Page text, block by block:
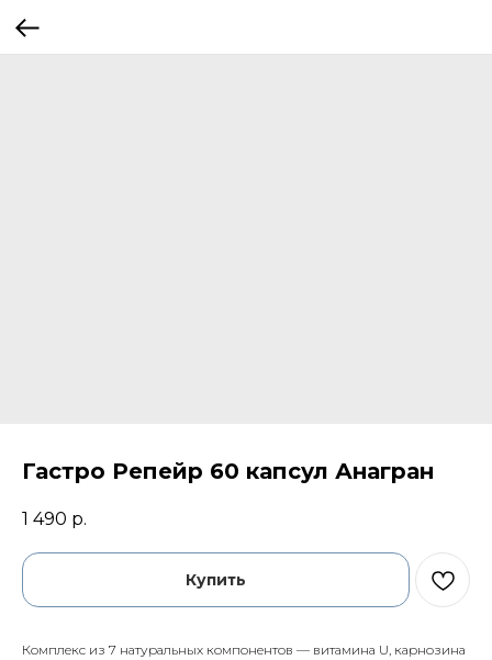
Гастро Репейр 60 капсул Анагран
1 490 р.
Купить
Комплекс из 7 натуральных компонентов — витамина U, карнозина